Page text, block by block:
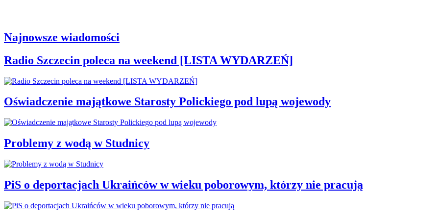
Najnowsze wiadomości
Radio Szczecin poleca na weekend [LISTA WYDARZEŃ]
Oświadczenie majątkowe Starosty Polickiego pod lupą wojewody
Problemy z wodą w Studnicy
PiS o deportacjach Ukraińców w wieku poborowym, którzy nie pracują